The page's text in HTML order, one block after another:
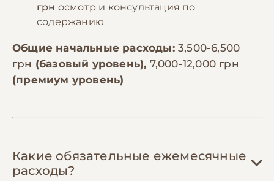
грн осмотр и консультация по
содержанию
Общие начальные расходы: 3,500-6,500
грн (базовый уровень), 7,000-12,000 грн
(премиум уровень)
Какие обязательные ежемесячные
расходы?